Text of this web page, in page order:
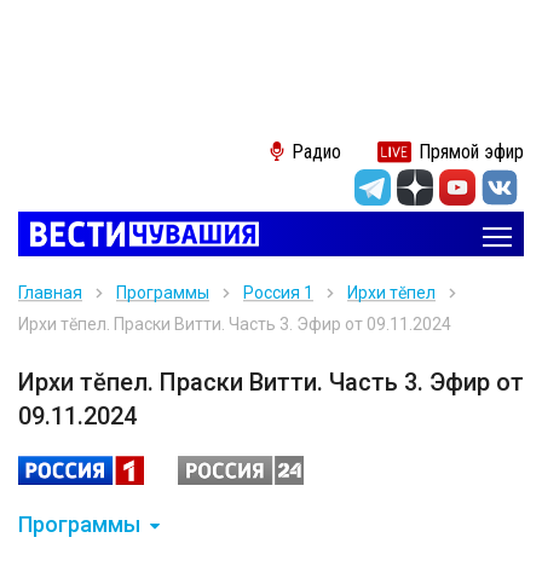
Радио Прямой эфир
Главная Программы Россия 1
Ирхи тĕпел
Ирхи тĕпел. Праски Витти. Часть 3. Эфир от 09.11.2024
Ирхи тĕпел. Праски Витти. Часть 3. Эфир от
09.11.2024
Программы